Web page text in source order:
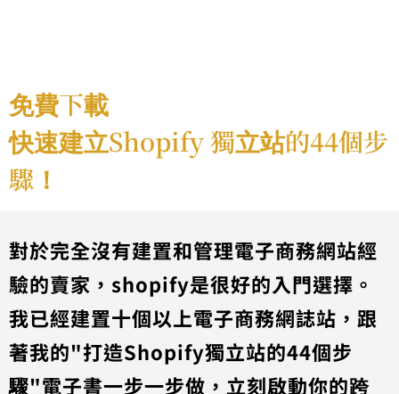
免費下載
快速建立Shopify 獨立站的44個步
驟！
對於完全沒有建置和管理電子商務網站經
驗的賣家，shopify是很好的入門選擇。
我已經建置十個以上電子商務網誌站，跟
著我的"打造Shopify獨立站的44個步
驟"電子書一步一步做，立刻啟動你的跨